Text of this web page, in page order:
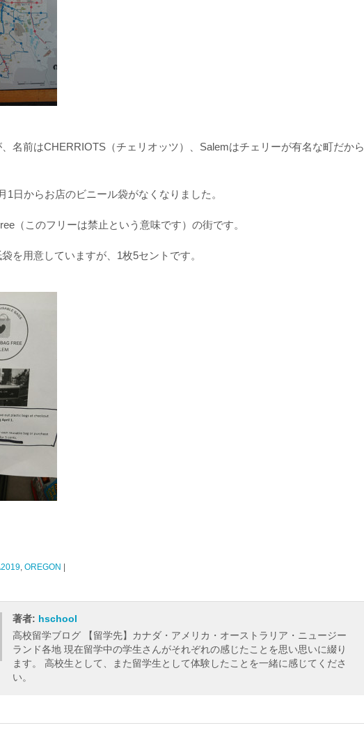
名前はCHERRIOTS（チェリオッツ）、Salemはチェリーが有名な町だから
1日からお店のビニール袋がなくなりました。
（このフリーは禁止という意味です）の街です。
を用意していますが、1枚5セントです。
, OREGON |
著者: hschool
高校留学ブログ 【留学先】カナダ・アメリカ・オーストラリア・ニュージー
ランド各地 現在留学中の学生さんがそれぞれの感じたことを思い思いに綴り
ます。 高校生として、また留学生として体験したことを一緒に感じてくださ
い。